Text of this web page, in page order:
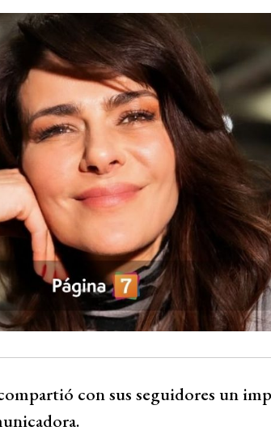
con sus seguidores un